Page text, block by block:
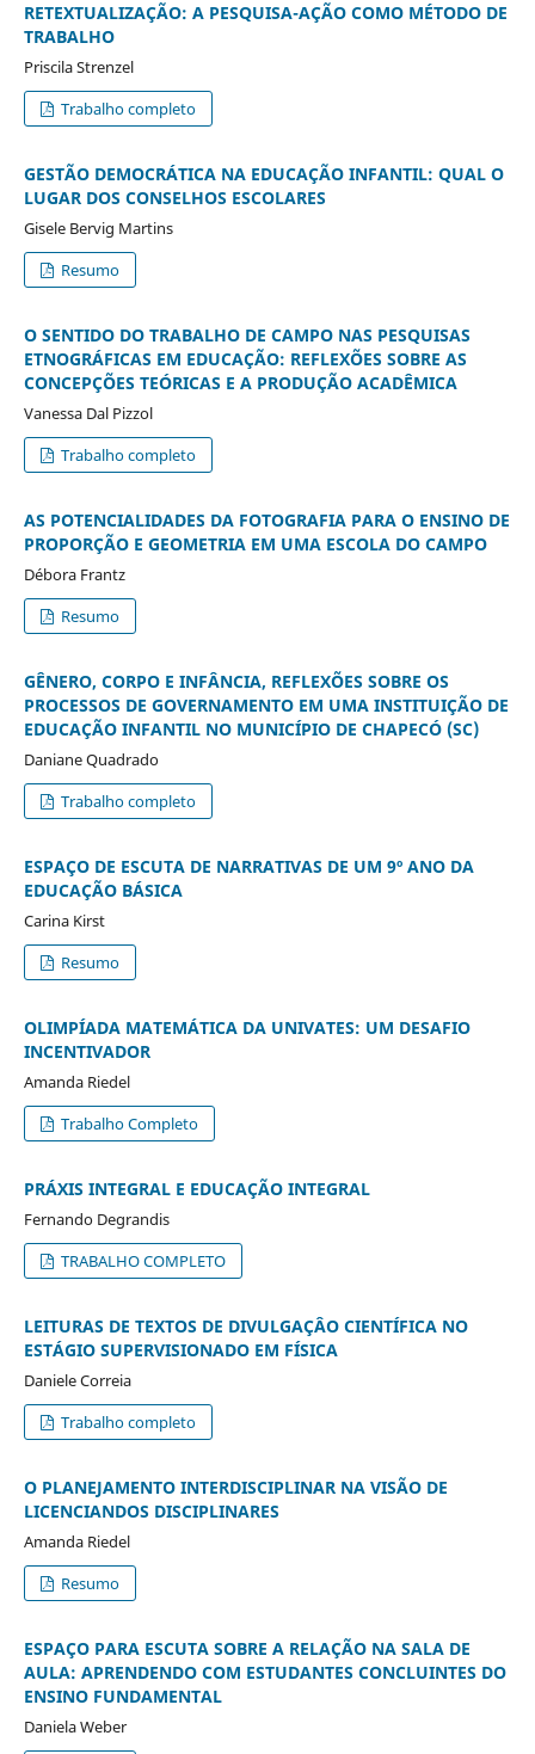
RETEXTUALIZAÇÃO: A PESQUISA-AÇÃO COMO MÉTODO DE
TRABALHO
Priscila Strenzel
Trabalho completo
GESTÃO DEMOCRÁTICA NA EDUCAÇÃO INFANTIL: QUAL O
LUGAR DOS CONSELHOS ESCOLARES
Gisele Bervig Martins
Resumo
O SENTIDO DO TRABALHO DE CAMPO NAS PESQUISAS
ETNOGRÁFICAS EM EDUCAÇÃO: REFLEXÕES SOBRE AS
CONCEPÇÕES TEÓRICAS E A PRODUÇÃO ACADÊMICA
Vanessa Dal Pizzol
Trabalho completo
AS POTENCIALIDADES DA FOTOGRAFIA PARA O ENSINO DE
PROPORÇÃO E GEOMETRIA EM UMA ESCOLA DO CAMPO
Débora Frantz
Resumo
GÊNERO, CORPO E INFÂNCIA, REFLEXÕES SOBRE OS
PROCESSOS DE GOVERNAMENTO EM UMA INSTITUIÇÃO DE
EDUCAÇÃO INFANTIL NO MUNICÍPIO DE CHAPECÓ (SC)
Daniane Quadrado
Trabalho completo
ESPAÇO DE ESCUTA DE NARRATIVAS DE UM 9º ANO DA
EDUCAÇÃO BÁSICA
Carina Kirst
Resumo
OLIMPÍADA MATEMÁTICA DA UNIVATES: UM DESAFIO
INCENTIVADOR
Amanda Riedel
Trabalho Completo
PRÁXIS INTEGRAL E EDUCAÇÃO INTEGRAL
Fernando Degrandis
TRABALHO COMPLETO
LEITURAS DE TEXTOS DE DIVULGAÇÂO CIENTÍFICA NO
ESTÁGIO SUPERVISIONADO EM FÍSICA
Daniele Correia
Trabalho completo
O PLANEJAMENTO INTERDISCIPLINAR NA VISÃO DE
LICENCIANDOS DISCIPLINARES
Amanda Riedel
Resumo
ESPAÇO PARA ESCUTA SOBRE A RELAÇÃO NA SALA DE
AULA: APRENDENDO COM ESTUDANTES CONCLUINTES DO
ENSINO FUNDAMENTAL
Daniela Weber